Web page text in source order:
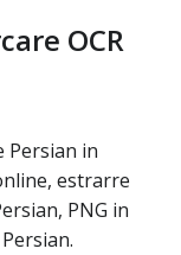
OCR
Persian in
estrarre
PNG in